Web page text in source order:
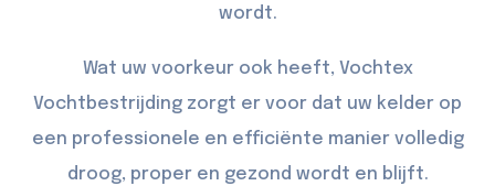
wordt.
Wat uw voorkeur ook heeft, Vochtex
Vochtbestrijding zorgt er voor dat uw kelder op
een professionele en efficiënte manier volledig
droog, proper en gezond wordt en blijft.